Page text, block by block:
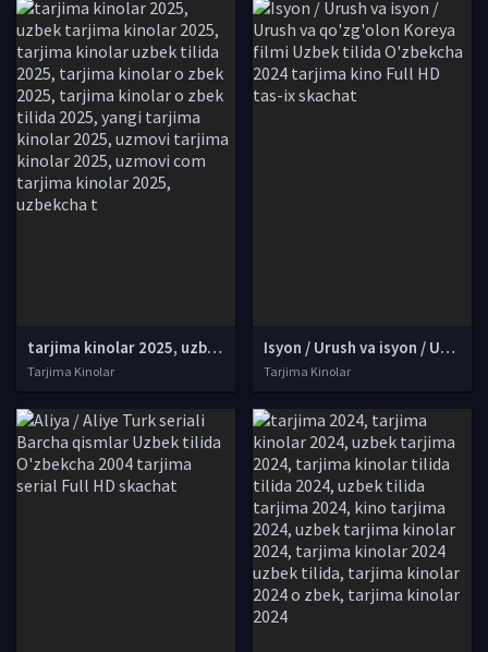
tarjima kinolar 2025, uzbek tarjima kinolar 2025, tarjima kinolar uzbek tilida 2025, tarjima kinolar o zbek 2025, tarjima kinolar o zbek tilida 2025, yangi tarjima kinolar 2025, uzmovi tarjima kinolar 2025, uzmovi com tarjima kinolar 2025, uzbekcha t
Tarjima Kinolar
Isyon / Urush va isyon / Urush va qo'zg'olon Koreya filmi Uzbek tilida O'zbekcha 2024 tarjima kino Full HD tas-ix skachat
Tarjima Kinolar